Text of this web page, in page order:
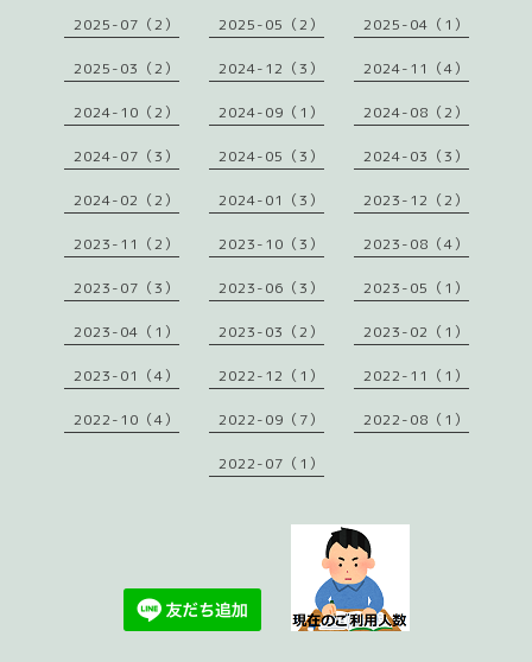
2025-07（2） 2025-05（2） 2025-04（1）
2025-03（2） 2024-12（3） 2024-11（4）
2024-10（2） 2024-09（1） 2024-08（2）
2024-07（3） 2024-05（3） 2024-03（3）
2024-02（2） 2024-01（3） 2023-12（2）
2023-11（2） 2023-10（3） 2023-08（4）
2023-07（3） 2023-06（3） 2023-05（1）
2023-04（1） 2023-03（2） 2023-02（1）
2023-01（4） 2022-12（1） 2022-11（1）
2022-10（4） 2022-09（7） 2022-08（1）
2022-07（1）